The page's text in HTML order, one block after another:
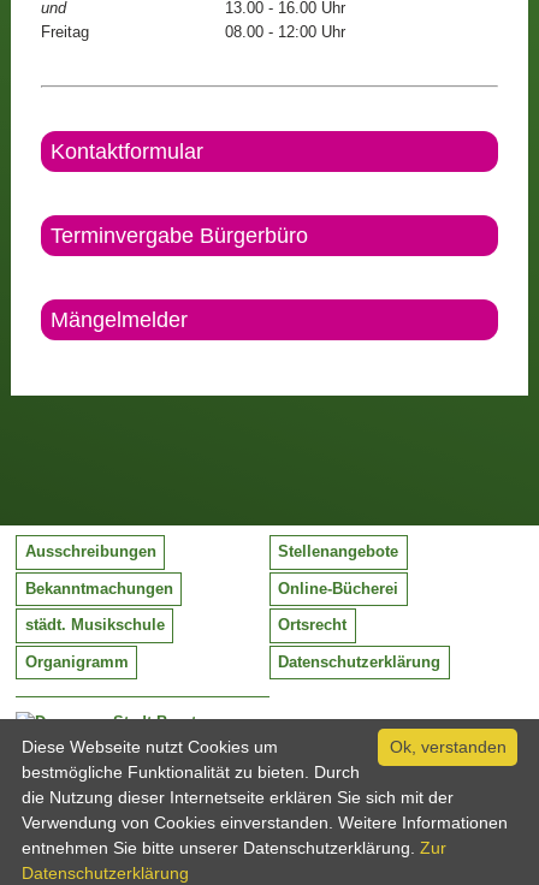
und
13.00 - 16.00 Uhr
Freitag
08.00 - 12:00 Uhr
Kontaktformular
Terminvergabe Bürgerbüro
Mängelmelder
Stadt Barntrup
Mittelstraße 38
32683 Barntrup
Tel:
Email:
05263 / 409-0
info@barntrup.de
Ausschreibungen Stellenangebote
Bekanntmachungen Online-Bücherei
städt. Musikschule Ortsrecht
Organigramm Datenschutzerklärung
Ok, verstanden
Diese Webseite nutzt Cookies um
bestmögliche Funktionalität zu bieten. Durch
die Nutzung dieser Internetseite erklären Sie sich mit der
Verwendung von Cookies einverstanden. Weitere Informationen
entnehmen Sie bitte unserer Datenschutzerklärung. Zur
Datenschutzerklärung